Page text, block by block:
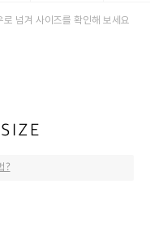
로 넘겨 사이즈를 확인해 보세요